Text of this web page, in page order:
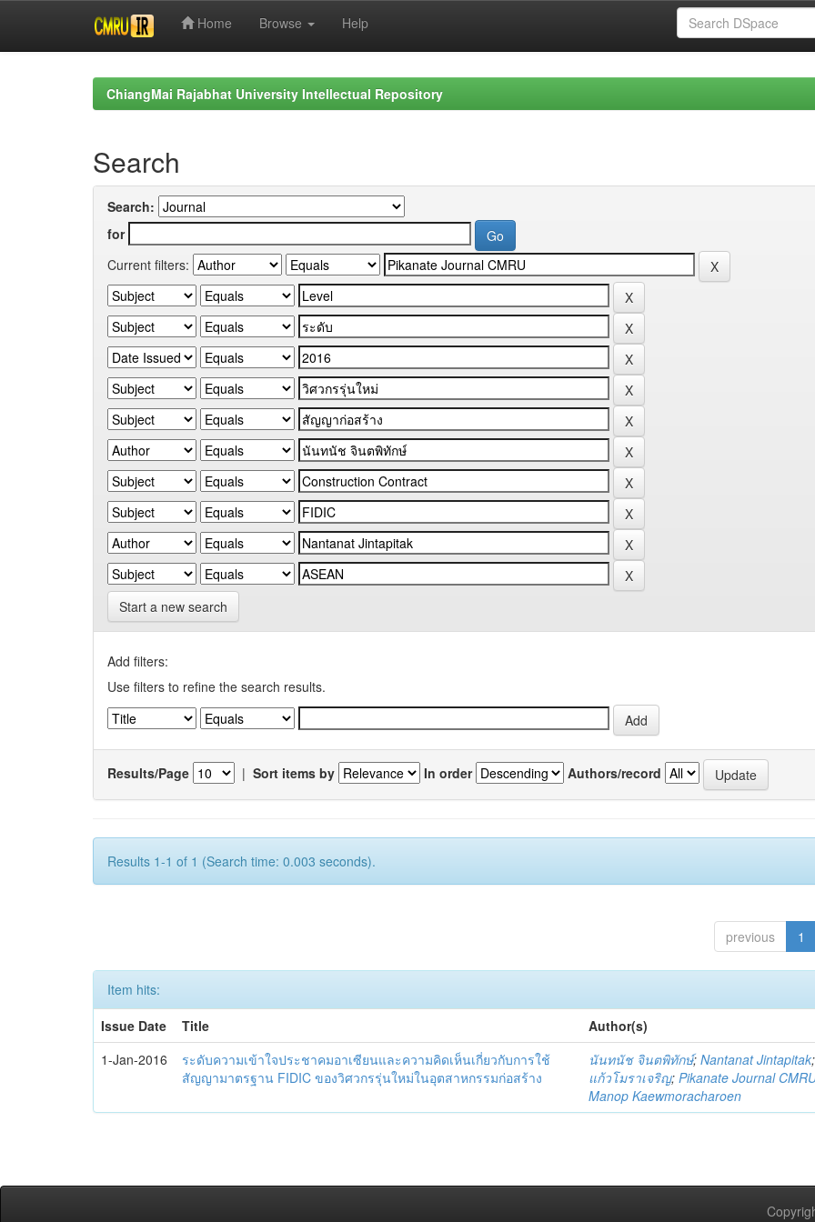
Home Browse Help
ChiangMai Rajabhat University Intellectual Repository
Search
Search:
for
Current filters:
Start a new search
Add filters:
Use filters to refine the search results.
Results/Page | Sort items by In order Authors/record
Results 1-1 of 1 (Search time: 0.003 seconds).
previous 1
Item hits:
Issue Date
Title
Author(s)
1-Jan-2016
ระดับความเข้าใจประชาคมอาเซียนและความคิดเห็นเกี่ยวกับการใช้
สัญญามาตรฐาน FIDIC ของวิศวกรรุ่นใหม่ในอุตสาหกรรมก่อสร้าง
นันทนัช จินตพิทักษ์;Nantanat Jintapitak;
แก้วโมราเจริญ;Pikanate Journal
Manop Kaewmoracharoen